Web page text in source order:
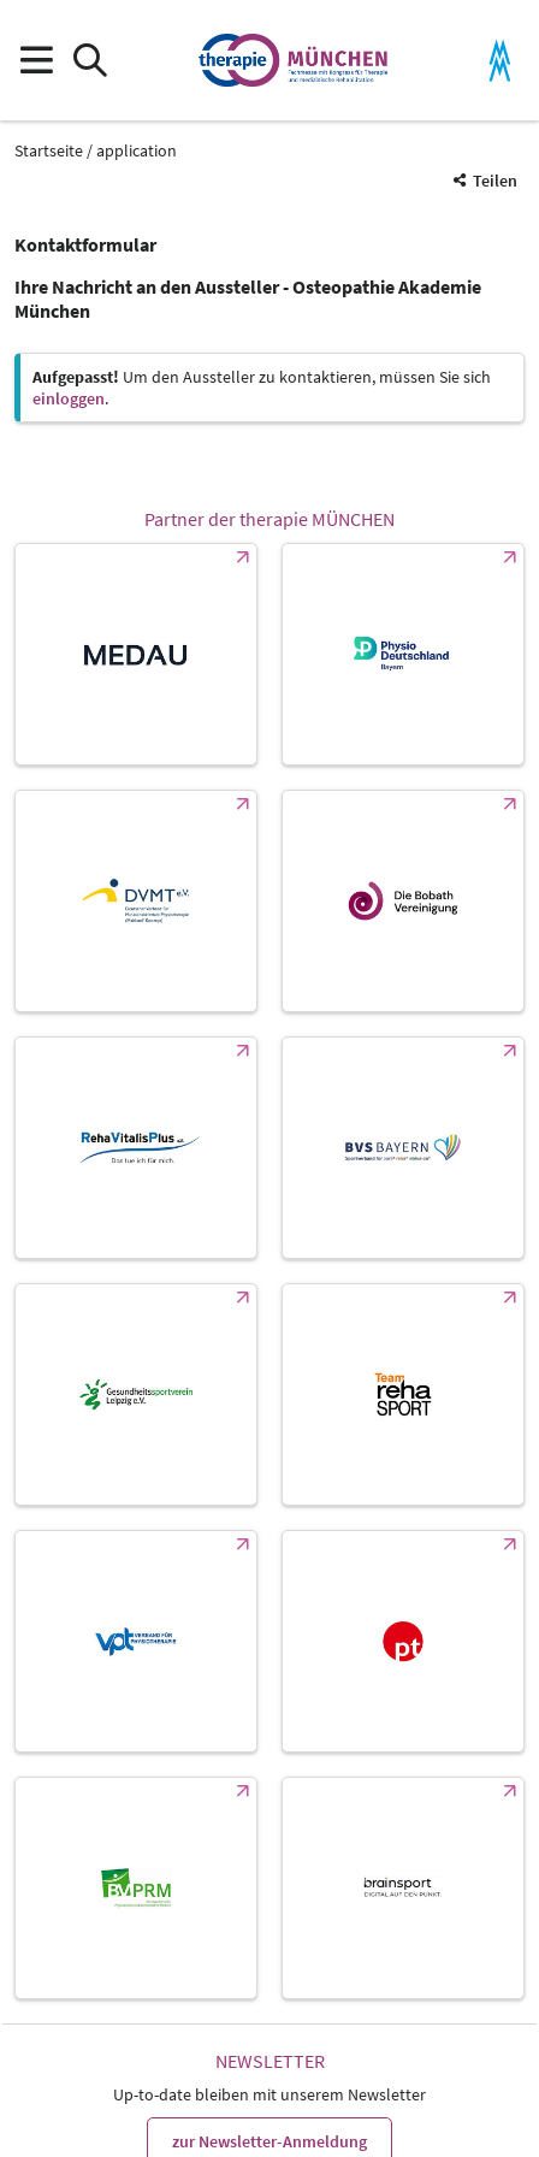
Startseite
application
Teilen
Kontaktformular
Ihre Nachricht an den Aussteller - Osteopathie Akademie
München
Aufgepasst! Um den Aussteller zu kontaktieren, müssen Sie sich
einloggen.
Partner der therapie MÜNCHEN
NEWSLETTER
Up-to-date bleiben mit unserem Newsletter
zur Newsletter-Anmeldung